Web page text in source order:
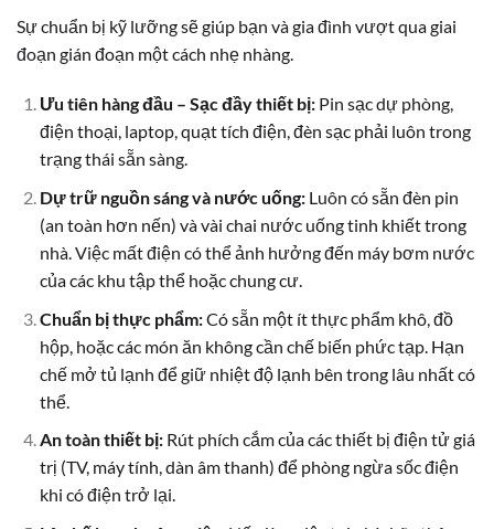
Sự chuẩn bị kỹ lưỡng sẽ giúp bạn và gia đình vượt qua giai
đoạn gián đoạn một cách nhẹ nhàng.
Ưu tiên hàng đầu – Sạc đầy thiết bị:Pin sạc dự phòng,
điện thoại, laptop, quạt tích điện, đèn sạc phải luôn trong
trạng thái sẵn sàng.
Dự trữ nguồn sáng và nước uống:Luôn có sẵn đèn pin
(an toàn hơn nến) và vài chai nước uống tinh khiết trong
nhà. Việc mất điện có thể ảnh hưởng đến máy bơm nước
của các khu tập thể hoặc chung cư.
Chuẩn bị thực phẩm:Có sẵn một ít thực phẩm khô, đồ
hộp, hoặc các món ăn không cần chế biến phức tạp. Hạn
chế mở tủ lạnh để giữ nhiệt độ lạnh bên trong lâu nhất có
thể.
An toàn thiết bị:Rút phích cắm của các thiết bị điện tử giá
trị (TV, máy tính, dàn âm thanh) để phòng ngừa sốc điện
khi có điện trở lại.